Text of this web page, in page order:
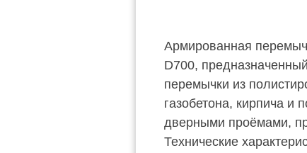
Армированная
D700,
перемычки из
газобетона, кирпича и
дверными проёмами,
Технические